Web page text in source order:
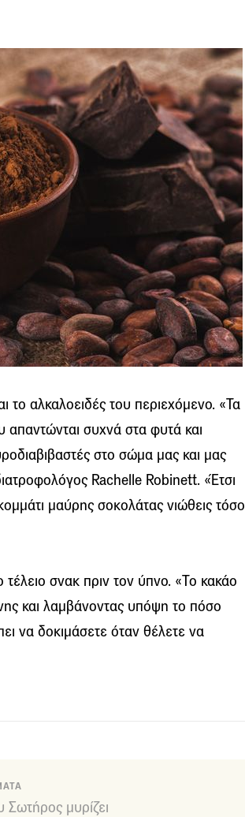
το αλκαλοειδές του περιεχόμενο. «Τα
απαντώνται συχνά στα φυτά και
στο σώμα μας και μας
Rachelle Robinett. «Έτσι
μαύρης σοκολάτας νιώθεις τόσο
σνακ πριν τον ύπνο. «Το κακάο
και λαμβάνοντας υπόψη το πόσο
να δοκιμάσετε όταν θέλετε να
Σωτήρος μυρίζει